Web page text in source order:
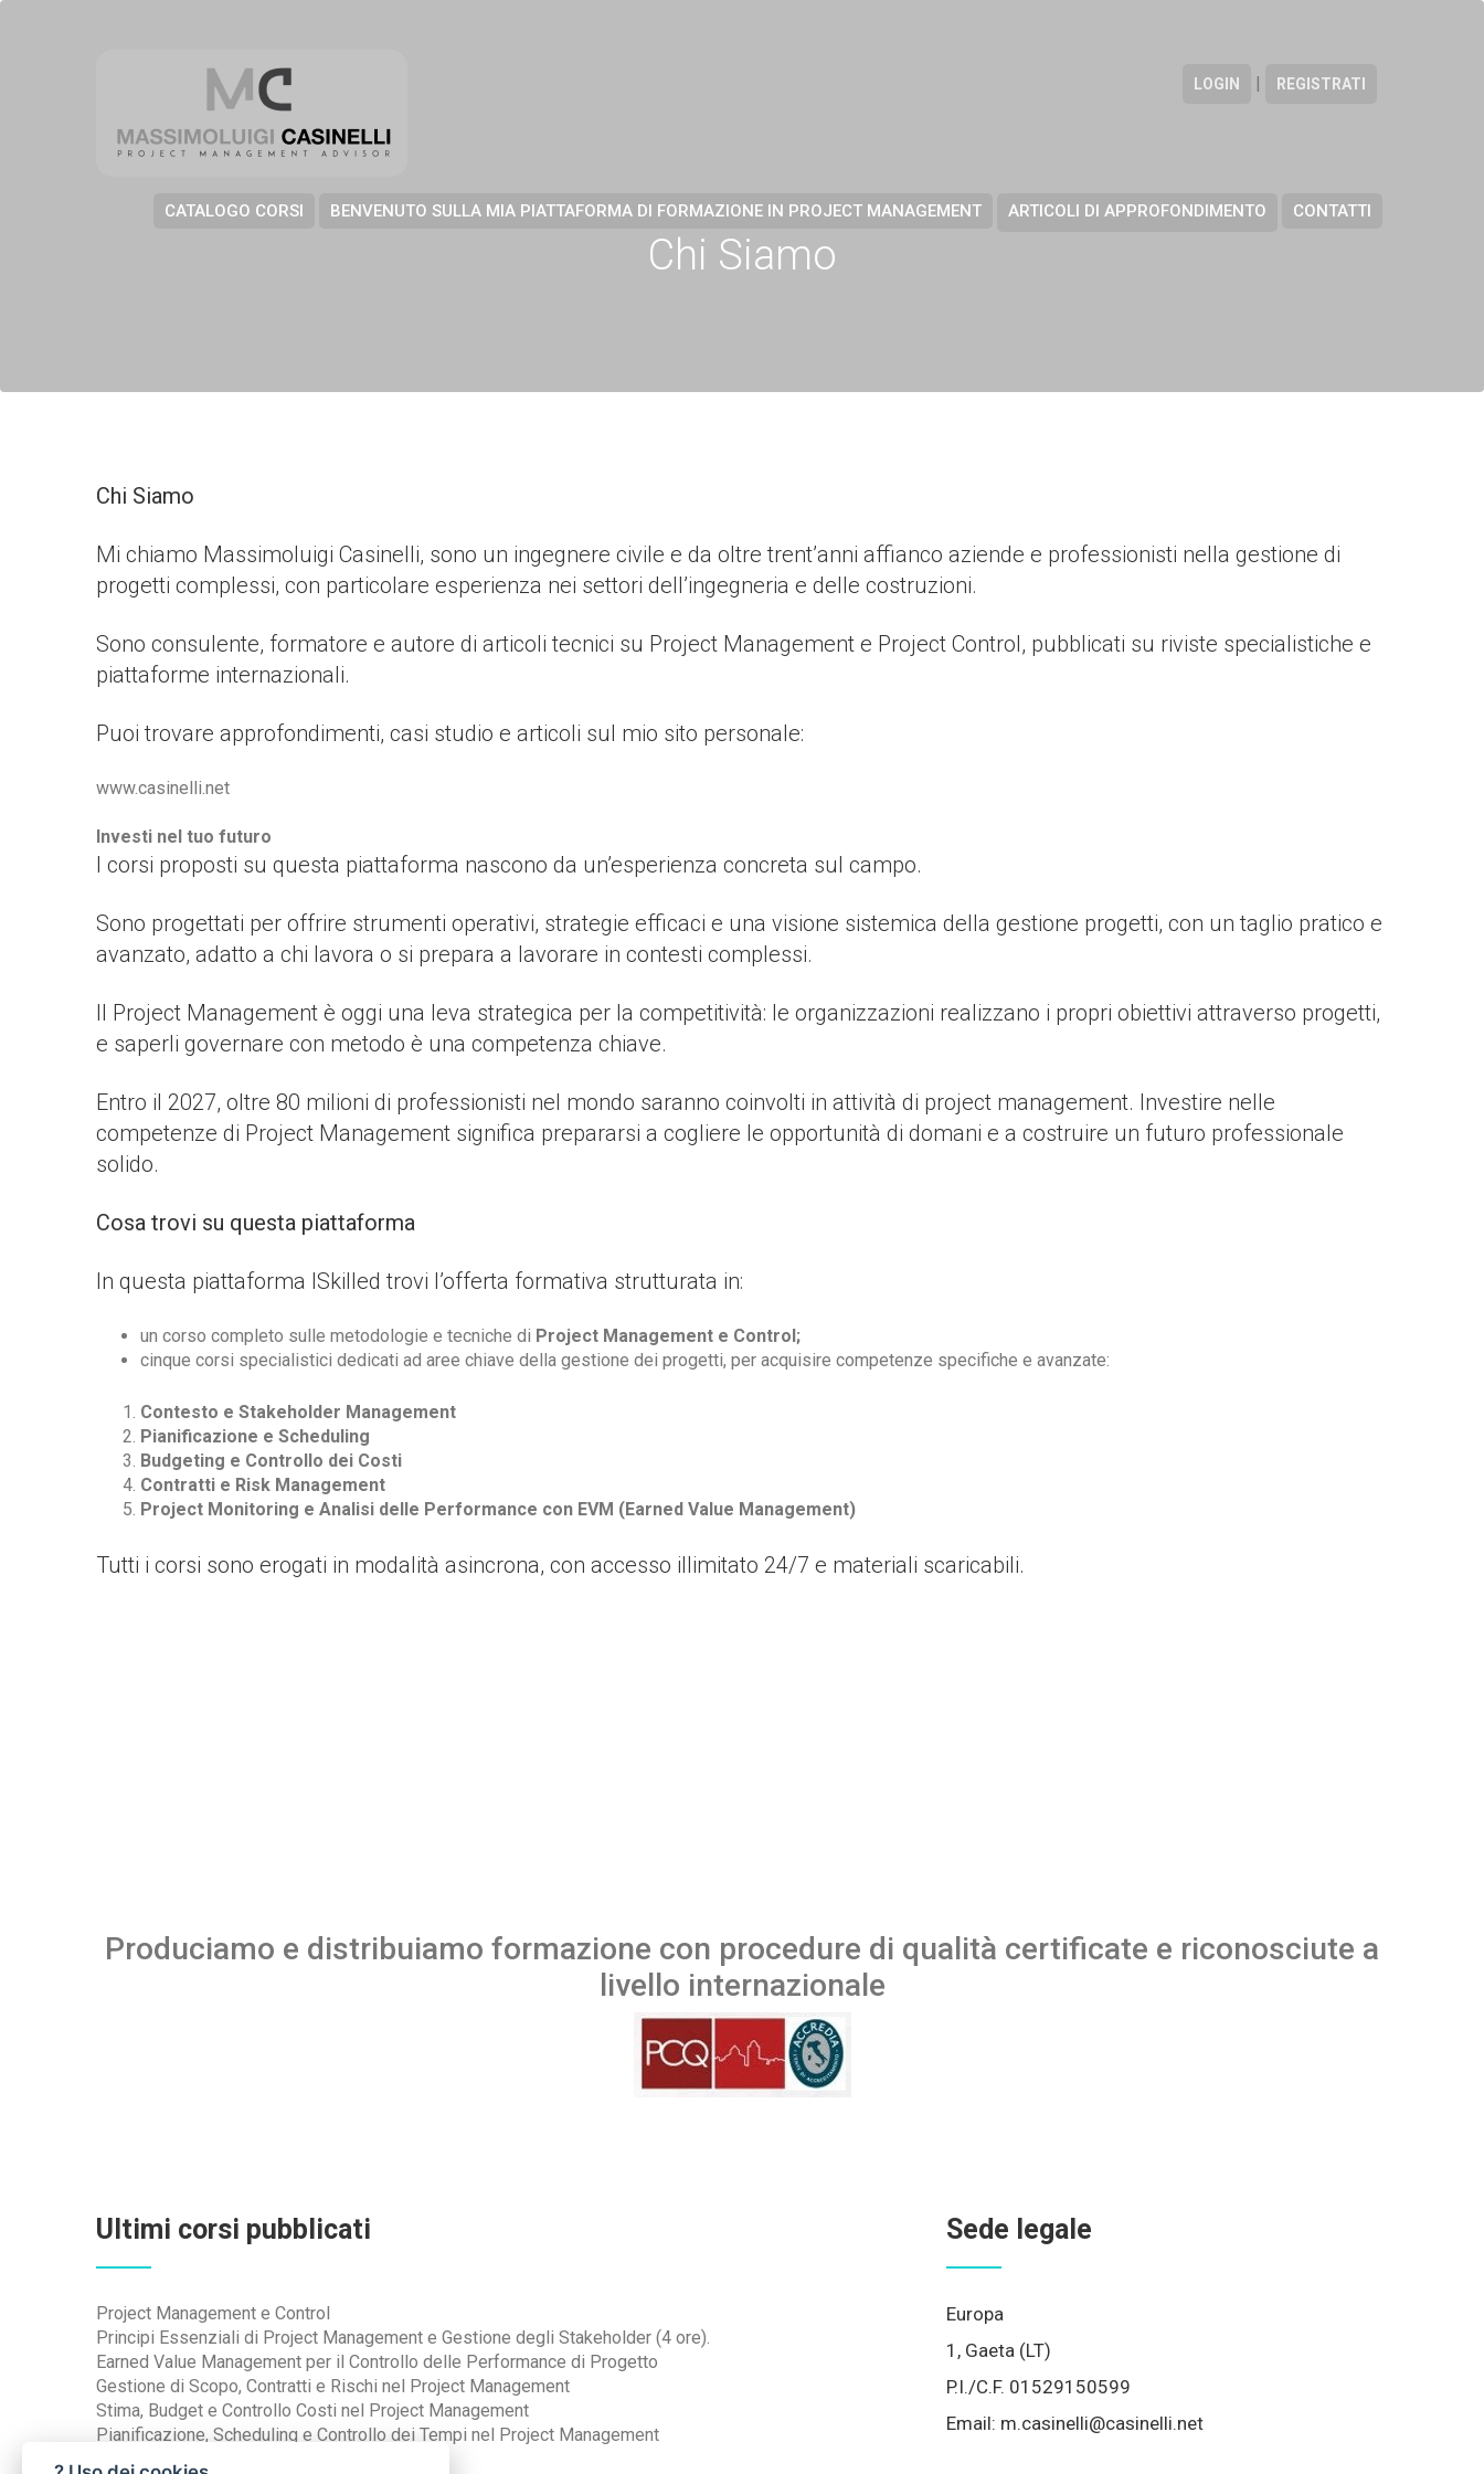
LOGIN | REGISTRATI
CATALOGO CORSI BENVENUTO SULLA MIA PIATTAFORMA DI FORMAZIONE IN PROJECT MANAGEMENT ARTICOLI DI APPROFONDIMENTO CONTATTI
Chi Siamo
Chi Siamo
Mi chiamo Massimoluigi Casinelli, sono un ingegnere civile e da oltre trent’anni affianco aziende e professionisti nella gestione di
progetti complessi, con particolare esperienza nei settori dell’ingegneria e delle costruzioni.
Sono consulente, formatore e autore di articoli tecnici su Project Management e Project Control, pubblicati su riviste specialistiche e
piattaforme internazionali.
Puoi trovare approfondimenti, casi studio e articoli sul mio sito personale:
www.casinelli.net
Investi nel tuo futuro
I corsi proposti su questa piattaforma nascono da un’esperienza concreta sul campo.
Sono progettati per offrire strumenti operativi, strategie efficaci e una visione sistemica della gestione progetti, con un taglio pratico e
avanzato, adatto a chi lavora o si prepara a lavorare in contesti complessi.
Il Project Management è oggi una leva strategica per la competitività: le organizzazioni realizzano i propri obiettivi attraverso progetti,
e saperli governare con metodo è una competenza chiave.
Entro il 2027, oltre 80 milioni di professionisti nel mondo saranno coinvolti in attività di project management. Investire nelle
competenze di Project Management significa prepararsi a cogliere le opportunità di domani e a costruire un futuro professionale
solido.
Cosa trovi su questa piattaforma
In questa piattaforma ISkilled trovi l’offerta formativa strutturata in:
un corso completo sulle metodologie e tecniche di Project Management e Control;
cinque corsi specialistici dedicati ad aree chiave della gestione dei progetti, per acquisire competenze specifiche e avanzate:
Contesto e Stakeholder Management
Pianificazione e Scheduling
Budgeting e Controllo dei Costi
Contratti e Risk Management
Project Monitoring e Analisi delle Performance con EVM (Earned Value Management)
Tutti i corsi sono erogati in modalità asincrona, con accesso illimitato 24/7 e materiali scaricabili.
Produciamo e distribuiamo formazione con procedure di qualità certificate e riconosciute a
livello internazionale
Ultimi corsi pubblicati
Project Management e Control
Principi Essenziali di Project Management e Gestione degli Stakeholder (4 ore).
Earned Value Management per il Controllo delle Performance di Progetto
Gestione di Scopo, Contratti e Rischi nel Project Management
Stima, Budget e Controllo Costi nel Project Management
Pianificazione, Scheduling e Controllo dei Tempi nel Project Management
Sede legale
Europa
1, Gaeta (LT)
P.I./C.F. 01529150599
Email: m.casinelli@casinelli.net